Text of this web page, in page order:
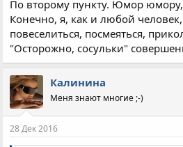
По второму пункту. Юмор
Конечно, я, как и любой
повеселиться, посмеяться,
"Осторожно, сосульки"
Калинина
Меня знают многие ;-)
28 Дек 2016